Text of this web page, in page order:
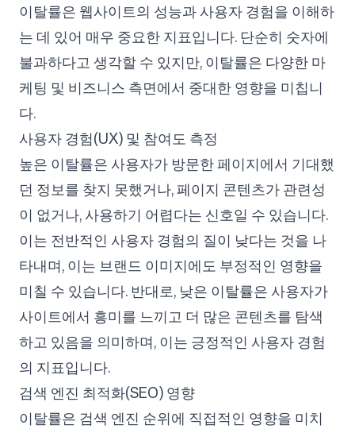
로그인 회원가입
팔로우하기
이탈률은 웹사이트의 성능과 사용자 경험을 이해하
는 데 있어 매우 중요한 지표입니다. 단순히 숫자에
불과하다고 생각할 수 있지만, 이탈률은 다양한 마
케팅 및 비즈니스 측면에서 중대한 영향을 미칩니
다.
사용자 경험(UX) 및 참여도 측정
높은 이탈률은 사용자가 방문한 페이지에서 기대했
던 정보를 찾지 못했거나, 페이지 콘텐츠가 관련성
이 없거나, 사용하기 어렵다는 신호일 수 있습니다.
이는 전반적인 사용자 경험의 질이 낮다는 것을 나
타내며, 이는 브랜드 이미지에도 부정적인 영향을
미칠 수 있습니다. 반대로, 낮은 이탈률은 사용자가
사이트에서 흥미를 느끼고 더 많은 콘텐츠를 탐색
하고 있음을 의미하며, 이는 긍정적인 사용자 경험
의 지표입니다.
검색 엔진 최적화(SEO) 영향
이탈률은 검색 엔진 순위에 직접적인 영향을 미치